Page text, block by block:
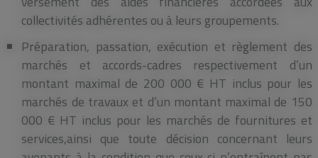
collectivités adhérentes ou à leurs groupements.
Préparation, passation, exécution et règlement des
marchés et accords-cadres respectivement d’un
montant maximal de 200 000 € HT inclus pour les
marchés de travaux et d’un montant maximal de 150
000 € HT inclus pour les marchés de fournitures et
services,ainsi que toute décision concernant leurs